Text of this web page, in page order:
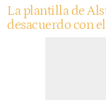
La plantilla de
desacuerdo con